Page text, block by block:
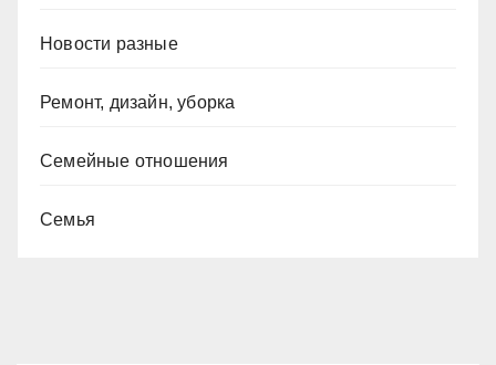
Новости разные
Ремонт, дизайн, уборка
Семейные отношения
Семья